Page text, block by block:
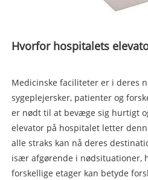
Hvorfor hospitalets
Medicinske faciliteter er i deres
sygeplejersker, patienter og
er nødt til at bevæge sig hurtigt
elevator på hospitalet letter
alle straks kan nå deres
især afgørende i nødsituationer,
forskellige etager kan betyde